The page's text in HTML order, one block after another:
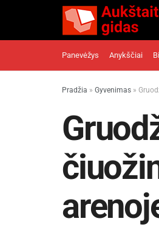
Panevėžys Anykščiai
Pradžia » Gyvenimas »